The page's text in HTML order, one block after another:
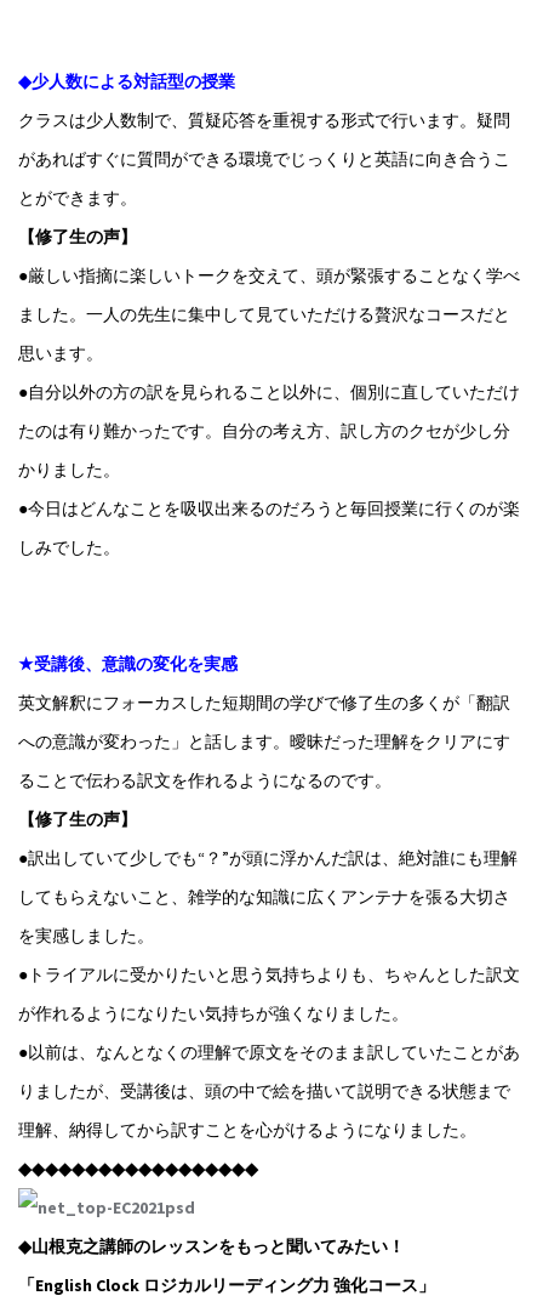
◆少人数による対話型の授業
クラスは少人数制で、質疑応答を重視する形式で行います。疑問
があればすぐに質問ができる環境でじっくりと英語に向き合うこ
とができます。
【修了生の声】
●厳しい指摘に楽しいトークを交えて、頭が緊張することなく学べ
ました。一人の先生に集中して見ていただける贅沢なコースだと
思います。
●自分以外の方の訳を見られること以外に、個別に直していただけ
たのは有り難かったです。自分の考え方、訳し方のクセが少し分
かりました。
●今日はどんなことを吸収出来るのだろうと毎回授業に行くのが楽
しみでした。
★受講後、意識の変化を実感
英文解釈にフォーカスした短期間の学びで修了生の多くが「翻訳
への意識が変わった」と話します。曖昧だった理解をクリアにす
ることで伝わる訳文を作れるようになるのです。
【修了生の声】
●訳出していて少しでも“？”が頭に浮かんだ訳は、絶対誰にも理解
してもらえないこと、雑学的な知識に広くアンテナを張る大切さ
を実感しました。
●トライアルに受かりたいと思う気持ちよりも、ちゃんとした訳文
が作れるようになりたい気持ちが強くなりました。
●以前は、なんとなくの理解で原文をそのまま訳していたことがあ
りましたが、受講後は、頭の中で絵を描いて説明できる状態まで
理解、納得してから訳すことを心がけるようになりました。
◆◆◆◆◆◆◆◆◆◆◆◆◆◆◆◆◆◆
◆山根克之講師のレッスンをもっと聞いてみたい！
「English Clock ロジカルリーディング力 強化コース」